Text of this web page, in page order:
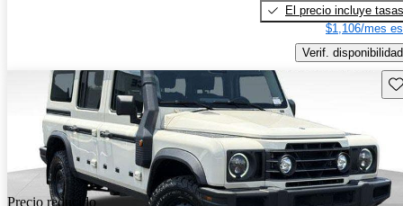
El precio incluye tasas
$1,106/mes
Verif. disponibilidad
Precio reducido